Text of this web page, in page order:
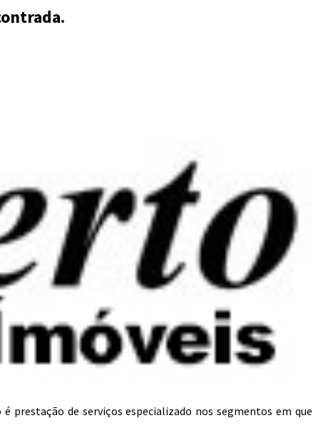
prestação de serviços especializado nos segmentos em que